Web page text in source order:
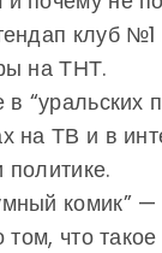
клуб
на ТНТ.
“уральских
на ТВ и в
комик”
что